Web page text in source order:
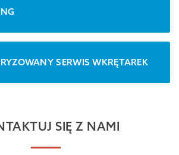
SERWIS WKRĘTAREK
SIĘ Z NAMI